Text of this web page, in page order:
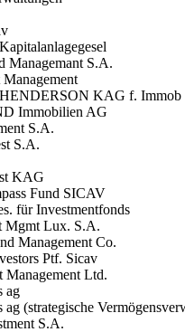
Managemant S.A.
KAG f. Immob
Immobilien AG
S.A.
S.A.
KAG
Fund SICAV
für Investmentfonds
Mgmt Lux. S.A.
Management Co.
Ptf. Sicav
Management Ltd.
ag
ag (strategische
S.A.